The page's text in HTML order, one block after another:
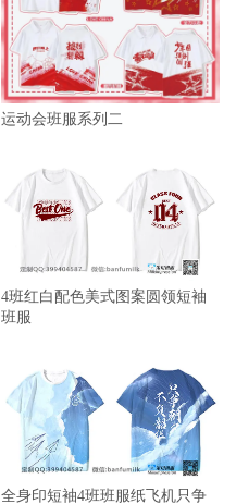
运动会班服系列二
4班红白配色美式图案圆领短袖
班服
全身印短袖4班班服纸飞机只争